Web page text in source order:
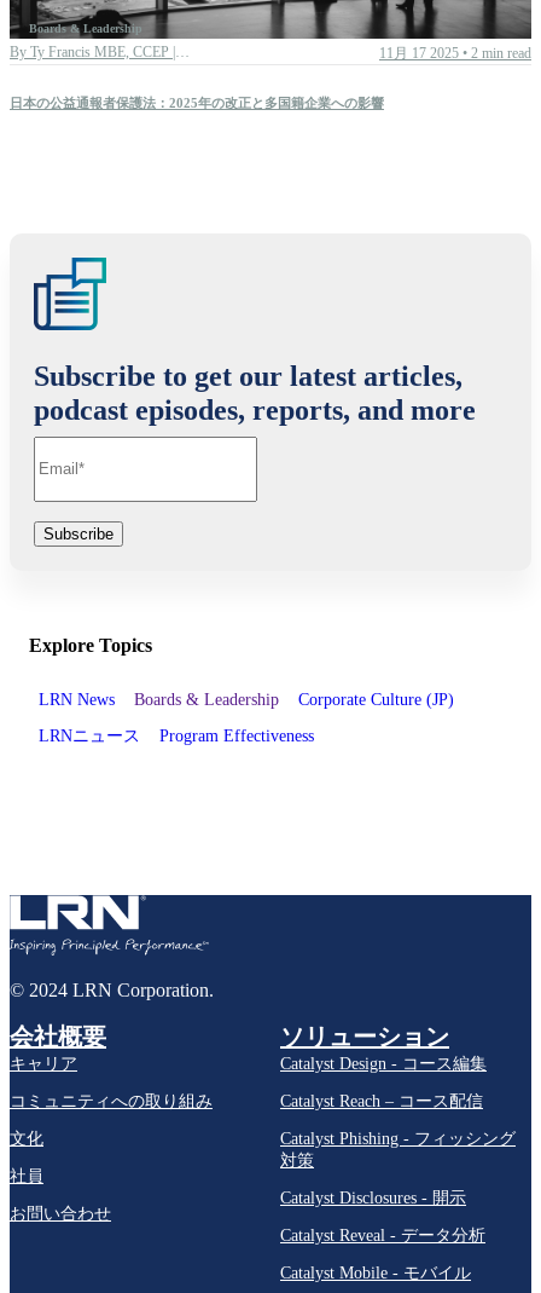
Boards & Leadership
By Ty Francis MBE, CCEP | Chief Advisory Officer 11月 17 2025 • 2 min read
日本の公益通報者保護法：2025年の改正と多国籍企業への影響
Subscribe to get our latest articles,
podcast episodes, reports, and more
Explore Topics
LRN News Boards & Leadership
Corporate Culture (JP)
LRNニュース
Program Effectiveness
© 2024 LRN Corporation.
会社概要
キャリア
コミュニティへの取り組み
文化
社員
お問い合わせ
ソリューション
Catalyst Design - コース編集
Catalyst Reach – コース配信
Catalyst Phishing - フィッシング
対策
Catalyst Disclosures - 開示
Catalyst Reveal - データ分析
Catalyst Mobile - モバイル